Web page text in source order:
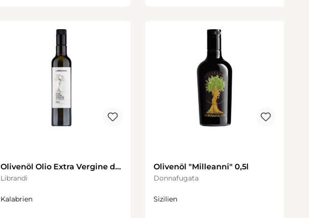
Olivenöl Olio Extra Vergine di
Oliva 0,5l
Librandi
Kalabrien
Olivenöl "Milleanni" 0,5l
Donnafugata
Sizilien